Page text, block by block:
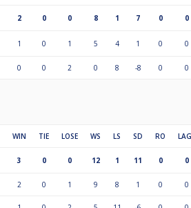
2 0 0 8 1 7 0 0
1 0 1 5 4 1 0 0
0 0 2 0 8 -8 0 0
WIN TIE LOSE WS LS SD RO
3 0 0 12 1 11 0 0
2 0 1 9 8 1 0 0